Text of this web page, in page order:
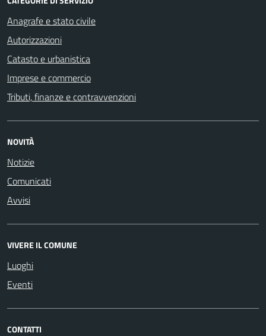
Anagrafe e stato civile
Autorizzazioni
Catasto e urbanistica
Imprese e commercio
Tributi, finanze e contravvenzioni
NOVITÀ
Notizie
Comunicati
Avvisi
VIVERE IL COMUNE
Luoghi
Eventi
CONTATTI